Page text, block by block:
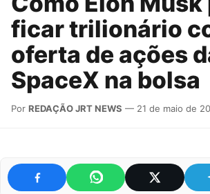
ficar trilionário
oferta de ações
SpaceX na bolsa
Por REDAÇÃO JRT NEWS — 21 de maio de